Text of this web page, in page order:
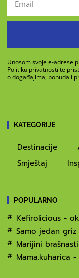
Unosom svoje e-adrese
Politiku privatnosti te
o događajima, ponuda i
KATEGORIJE
Destinacije
Smještaj
POPULARNO
Kefirolicious -
Samo jedan
Marijini
Mama.kuharica